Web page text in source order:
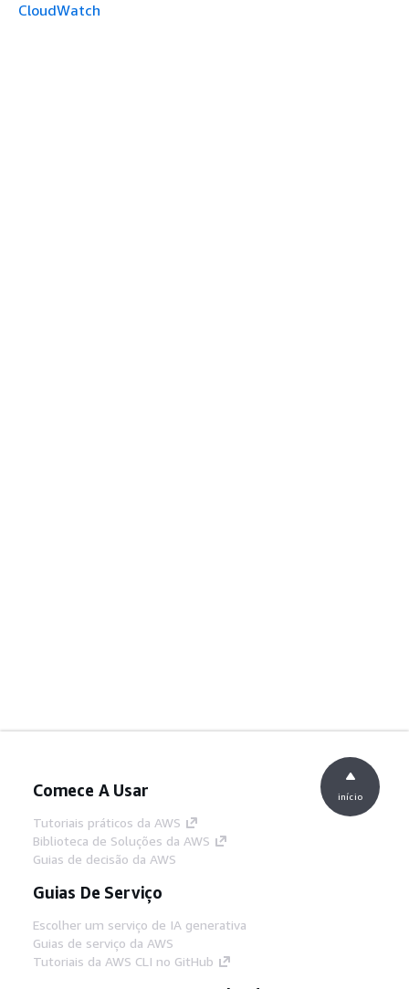
CloudWatch
Comece A Usar
Tutoriais práticos da AWS
Biblioteca de Soluções da AWS
Guias de decisão da AWS
Guias De Serviço
Escolher um serviço de IA generativa
Guias de serviço da AWS
Tutoriais da AWS CLI no GitHub
início